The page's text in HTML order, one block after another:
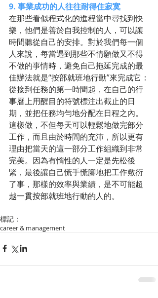
9. 事業成功的人往往耐得住寂寞
在那些看似程式化的進程當中尋找到快
樂，他們是善於自我控制的人，可以讓
時間聽從自己的安排。對於我們每一個
人來說，每當遇到那些不情願做又不得
不做的事情時，避免自己拖延完成的最
佳辦法就是“按部就班地行動”來完成它：
從接到任務的第一時間起，在自己的行
事曆上用醒目的符號標注出截止的日
期，並把任務均勻地分配在日程之內。
這樣做，不但每天可以輕鬆地做完部分
工作，而且由於時間的充沛，所以更有
理由把當天的這一部分工作組織到非常
完美。因為有惰性的人一定是先松後
緊，最後讓自己慌手慌腳地把工作敷衍
了事，那樣的效率與業績，是不可能超
越一貫按部就班地行動的人的。
標記：
career & management